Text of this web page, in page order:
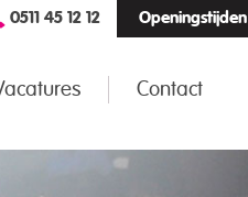
Openingstijden
0511 45 12 12
Contact